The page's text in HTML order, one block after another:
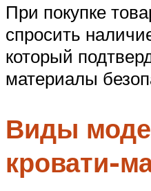
При покупке
спросить
который
материалы
Виды
кровати-